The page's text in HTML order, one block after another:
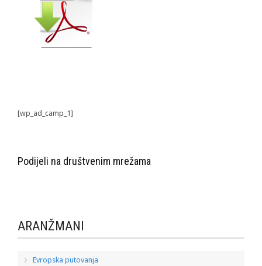
[wp_ad_camp_1]
Podijeli na društvenim mrežama
ARANŽMANI
Evropska putovanja